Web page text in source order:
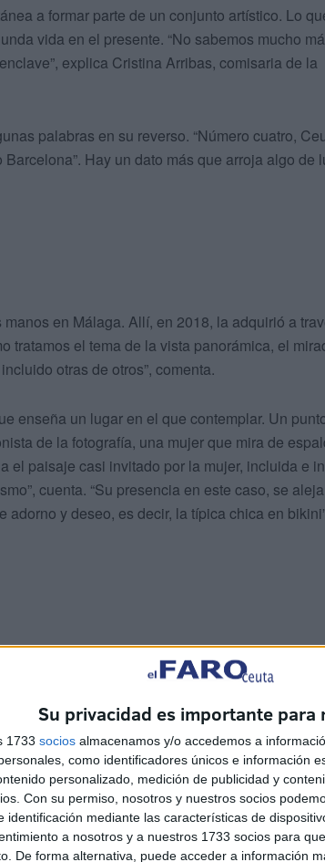
Su privacidad es importante para
1733 socios almacenamos y/o accedemos a
como identificadores únicos e información
personalizado, medición de publicidad y
Con su permiso, nosotros y nuestros socios
identificación mediante las características de
a nosotros y a nuestros 1733 socios para
De forma alternativa, puede acceder a información
a formar parte de un conjunto artístico. Lo
vida en el presente. “No sabemos mucho
explica Cristina Arribas, comisaria de la
palabras en su reverso. “Número cuatro,
Hay un dato más que arroja algo de
en Málaga. Allí, en 2018, la adquirió a
tratamos el tema de la vista panorámica, el
otras de otros”, comenta.
enseña un lugar en el que contemplar. Un
de la fotografía, una mujer que mira de
el paisaje casi invitado por la mujer, incluida e
cuenta. “Su presencia en este caso, se
y deseo, es decir, la típica chica en
y su carácter